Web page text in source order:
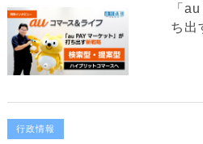
「
ち出
行政情報